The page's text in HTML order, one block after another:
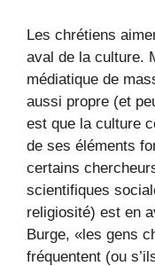
Les chrétiens
aval de la culture.
médiatique de
aussi propre (et
est que la culture
de ses éléments
certains
scientifiques
religiosité) est en
Burge, «les gens
fréquentent (ou